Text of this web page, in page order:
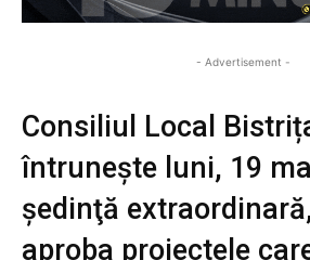
- Advertisement -
Consiliul Local
întrunește luni, 19
şedinţă
aproba proiectele